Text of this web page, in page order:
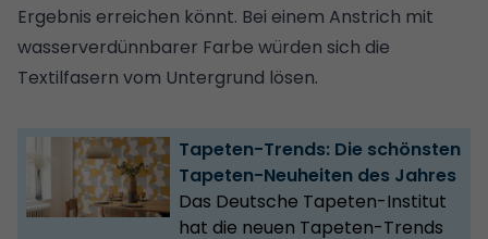
Ergebnis erreichen könnt. Bei einem Anstrich mit
wasserverdünnbarer Farbe würden sich die
Textilfasern vom Untergrund lösen.
Tapeten-Trends: Die schönsten
Tapeten-Neuheiten des Jahres
Das Deutsche Tapeten-Institut
hat die neuen Tapeten-Trends